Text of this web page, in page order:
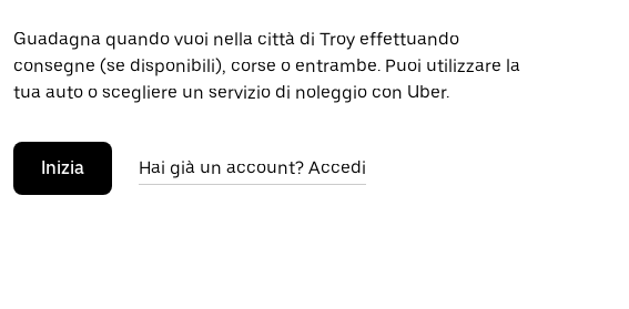
Guadagna quando vuoi nella città di Troy effettuando
consegne (se disponibili), corse o entrambe. Puoi utilizzare la
tua auto o scegliere un servizio di noleggio con Uber.
Inizia Hai già un account? Accedi